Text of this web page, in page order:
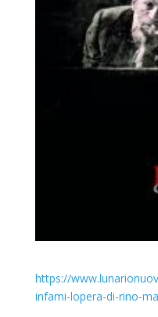
https://
infami-lopera-di-rino-